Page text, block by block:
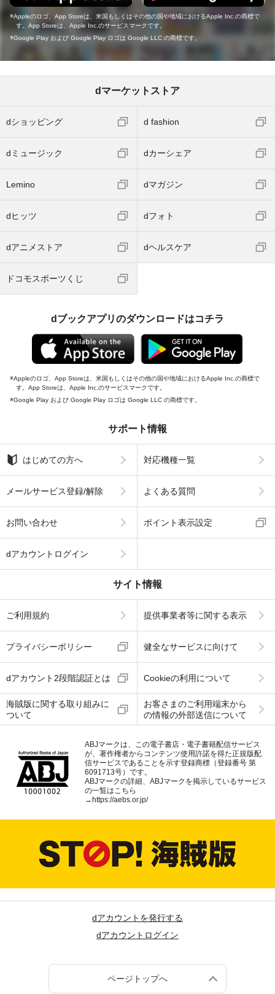
Appleのロゴ、App Storeは、米国もしくはその他の国や地域におけるApple Inc.の商標で
す。App Storeは、Apple Inc.のサービスマークです。
Google Play および Google Play ロゴは Google LLC の商標です。
dマーケットストア
dショッピング d fashion
dミュージック dカーシェア
Lemino dマガジン
dヒッツ dフォト
dアニメストア dヘルスケア
ドコモスポーツくじ
dブックアプリのダウンロードはコチラ
Appleのロゴ、App Storeは、米国もしくはその他の国や地域におけるApple Inc.の商標で
す。App Storeは、Apple Inc.のサービスマークです。
Google Play および Google Play ロゴは Google LLC の商標です。
サポート情報
はじめての方へ 対応機種一覧
メールサービス登録/解除 よくある質問
お問い合わせ ポイント表示設定
dアカウントログイン
サイト情報
ご利用規約 提供事業者等に関する表示
プライバシーポリシー 健全なサービスに向けて
dアカウント2段階認証とは Cookieの利用について
海賊版に関する取り組みに
ついて
お客さまのご利用端末から
の情報の外部送信について
ABJマークは、この電子書店・電子書籍配信サービス
が、著作権者からコンテンツ使用許諾を得た正規版配
信サービスであることを示す登録商標（登録番号 第
6091713号）です。
ABJマークの詳細、ABJマークを掲示しているサービス
の一覧はこちら
→ https://aebs.or.jp/
dアカウントを発行する
dアカウントログイン
ページトップへ